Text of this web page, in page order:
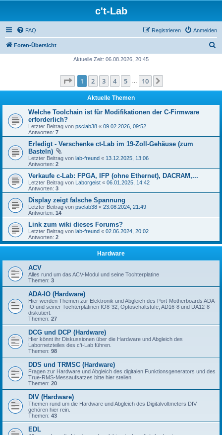
c't-Lab
FAQ Anmelden
Registrieren
Foren-Übersicht
e
Aktuelle Zeit: 06.08.2026, 20:45
Seite 1von 10
1 2 3 4 5 10
Aktuelle Themen
Welche Toolchain ist für Modifikationen der C-Firmware
erforderlich?
Letzter Beitrag von psclab38 « 09.02.2026, 09:52
Antworten: 7
Erledigt - Verschenke ct-Lab im 19-Zoll-Gehäuse (zum
Basteln)
Letzter Beitrag von lab-freund « 13.12.2025, 13:06
Antworten: 2
Verkaufe c-Lab: FPGA, IFP (ohne Ethernet), DACRAM,...
Letzter Beitrag von Laborgeist « 06.01.2025, 14:42
Antworten: 3
Display zeigt falsche Spannung
Letzter Beitrag von psclab38 « 23.08.2024, 21:49
Antworten: 14
Link zum wiki dieses Forums?
Letzter Beitrag von lab-freund « 02.06.2024, 20:02
Antworten: 2
Hardware
ACV
Alles rund um das ACV-Modul und seine Tochterplatine
Themen: 3
ADA-IO (Hardware)
Hier werden Themen zur Elektronik und Abgleich des Port-Motherboards ADA-
IO und seiner Tochterplatinen IO8-32, Optoschaltstufe, AD16-8 und DA12-8
diskutiert.
Themen: 27
DCG und DCP (Hardware)
Hier könnt ihr Diskussionen über die Hardware und Abgleich des
Labornetzteiles des c't-Lab führen.
Themen: 98
DDS und TRMSC (Hardware)
Fragen zur Hardware und Abgleich des digitalen Funktionsgenerators und des
True-RMS-Messaufsatzes bitte hier stellen.
Themen: 20
DIV (Hardware)
Themen rund um die Hardware und Abgleich des Digitalvoltmeters DIV
gehören hier rein.
Themen: 43
EDL